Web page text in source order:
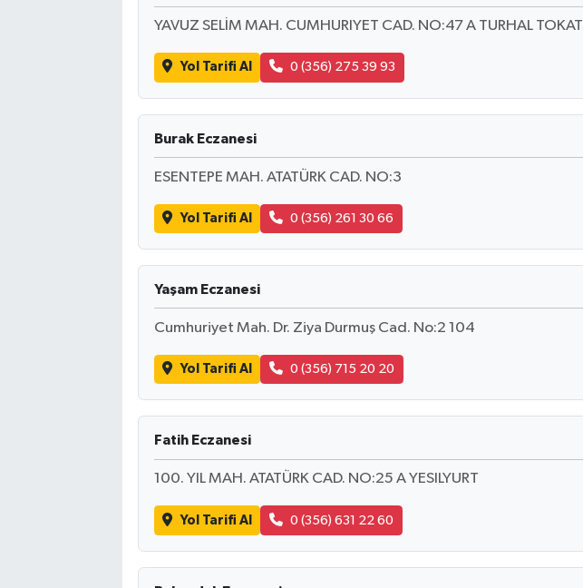
YAVUZ SELİM MAH. CUMHURIYET CAD. NO:47 A TURHAL TOKAT
Yol Tarifi Al 0 (356) 275 39 93
Burak Eczanesi
ESENTEPE MAH. ATATÜRK CAD. NO:3
Yol Tarifi Al 0 (356) 261 30 66
Yaşam Eczanesi
Cumhuriyet Mah. Dr. Ziya Durmuş Cad. No:2 104
Yol Tarifi Al 0 (356) 715 20 20
Fatih Eczanesi
100. YIL MAH. ATATÜRK CAD. NO:25 A YESILYURT
Yol Tarifi Al 0 (356) 631 22 60